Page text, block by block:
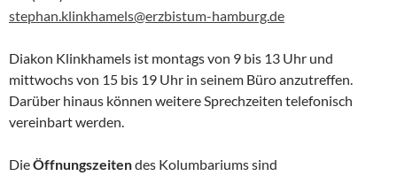
stephan.klinkhamels@erzbistum-hamburg.de
Diakon Klinkhamels ist montags von 9 bis 13 Uhr und
mittwochs von 15 bis 19 Uhr in seinem Büro anzutreffen.
Darüber hinaus können weitere Sprechzeiten telefonisch
vereinbart werden.
DieÖffnungszeitendes Kolumbariums sind